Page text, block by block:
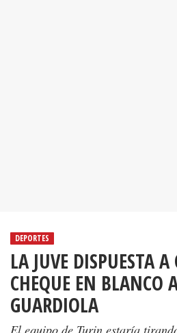
DEPORTES
LA JUVE DISPUESTA A
CHEQUE EN BLANCO
GUARDIOLA
El equipo de Turin estaría